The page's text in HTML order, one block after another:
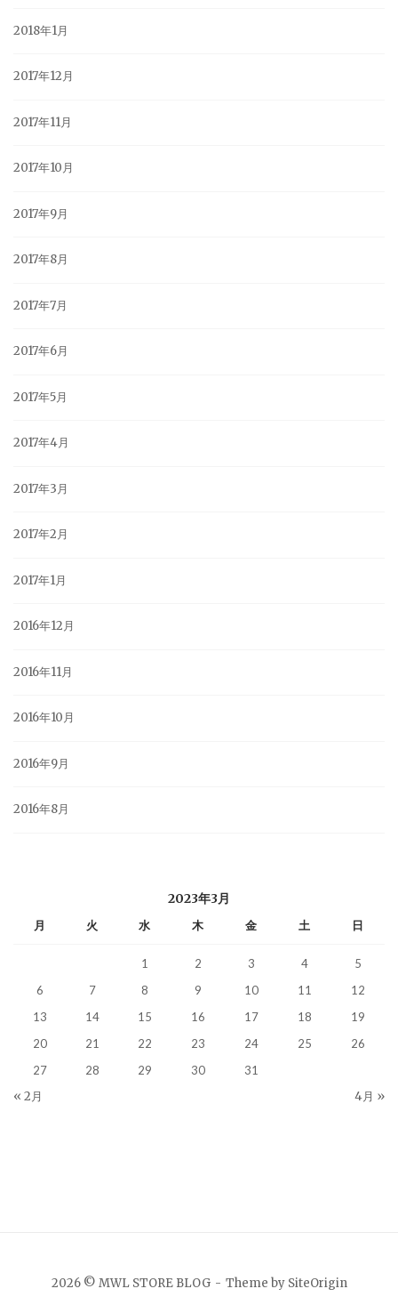
2018年1月
2017年12月
2017年11月
2017年10月
2017年9月
2017年8月
2017年7月
2017年6月
2017年5月
2017年4月
2017年3月
2017年2月
2017年1月
2016年12月
2016年11月
2016年10月
2016年9月
2016年8月
2023年3月
月 火 水 木 金 土 日
1 2 3 4
5
6
7 8 9 10 11
12
13
14 15 16 17 18
19
20
21 22 23 24 25
26
27
28 29 30 31
« 2月 4月 »
2026 © MWL STORE BLOG Theme by SiteOrigin